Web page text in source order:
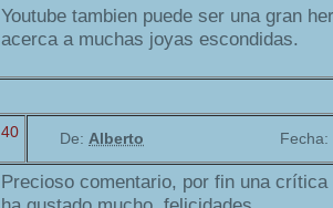
Youtube tambien puede ser una gran
acerca a muchas joyas escondidas.
40 De: Alberto Fecha:
Precioso comentario, por fin una